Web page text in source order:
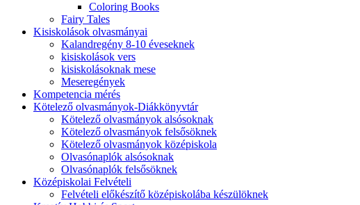
Coloring Books
Fairy Tales
Kisiskolások olvasmányai
Kalandregény 8-10 éveseknek
kisiskolások vers
kisiskolásoknak mese
Meseregények
Kompetencia mérés
Kötelező olvasmányok-Diákkönyvtár
Kötelező olvasmányok alsósoknak
Kötelező olvasmányok felsősöknek
Kötelező olvasmányok középiskola
Olvasónaplók alsósoknak
Olvasónaplók felsősöknek
Középiskolai Felvételi
Felvételi előkészítő középiskolába készülöknek